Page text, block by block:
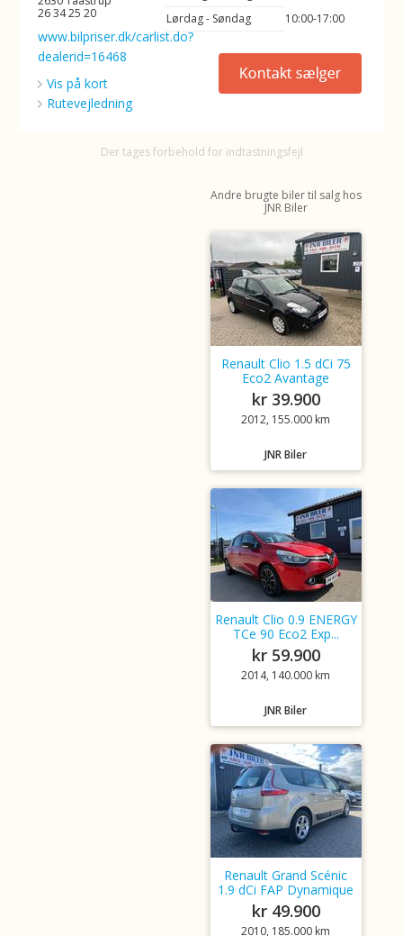
26 34 25 20
www.bilpriser.dk/carlist.do?
dealerid=16468
Vis på kort
Rutevejledning
Lørdag - Søndag
10:00-17:00
Der tages forbehold for indtastningsfejl
Andre brugte biler til salg hos
JNR Biler
Renault Clio 1.5 dCi 75
Eco2 Avantage
kr 39.900
2012, 155.000 km
JNR Biler
Renault Clio 0.9 ENERGY
TCe 90 Eco2 Exp...
kr 59.900
2014, 140.000 km
JNR Biler
Renault Grand Scénic
1.9 dCi FAP Dynamique
kr 49.900
2010, 185.000 km